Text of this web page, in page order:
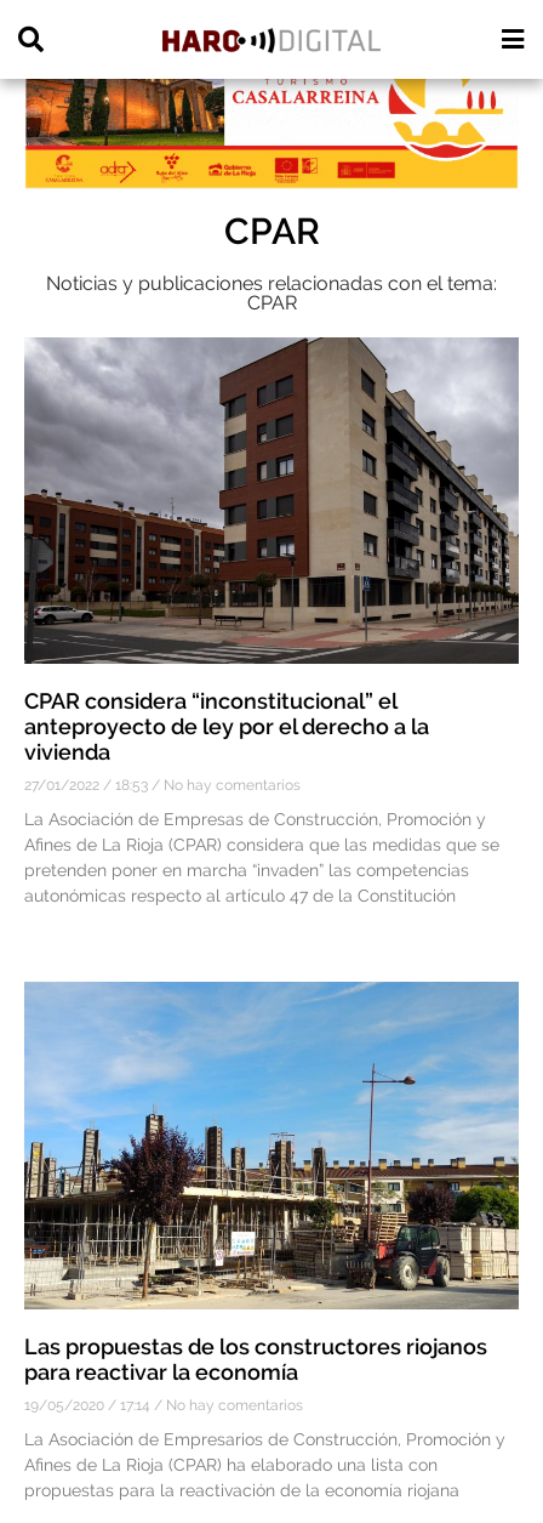
CPAR
Noticias y publicaciones relacionadas con el tema:
CPAR
CPAR considera “inconstitucional” el
anteproyecto de ley por el derecho a la
vivienda
27/01/2022 18:53 No hay comentarios
La Asociación de Empresas de Construcción, Promoción y
Afines de La Rioja (CPAR) considera que las medidas que se
pretenden poner en marcha “invaden” las competencias
autonómicas respecto al artículo 47 de la Constitución
Las propuestas de los constructores riojanos
para reactivar la economía
19/05/2020 17:14 No hay comentarios
La Asociación de Empresarios de Construcción, Promoción y
Afines de La Rioja (CPAR) ha elaborado una lista con
propuestas para la reactivación de la economía riojana